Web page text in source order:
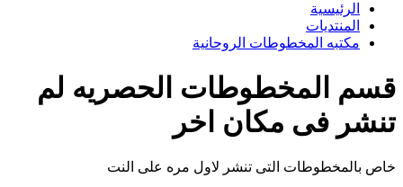
الرئيسية
المنتديات
مكتبه المخطوطات الروحانية
قسم المخطوطات الحصريه لم
تنشر فى مكان اخر
خاص بالمخطوطات التى تنشر لاول مره على النت